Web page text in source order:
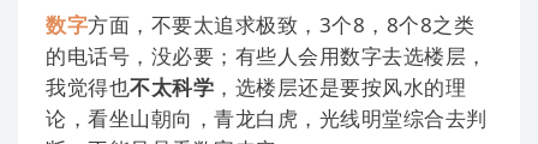
数字方面，不要太追求极致，3个8，8个8之类
的电话号，没必要；有些人会用数字去选楼层，
我觉得也不太科学 ，选楼层还是要按风水的理
论，看坐山朝向，青龙白虎，光线明堂综合去判